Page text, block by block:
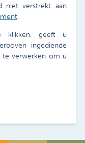
niet verstrekt aan
.
klikken, geeft u
ingediende
te verwerken om u